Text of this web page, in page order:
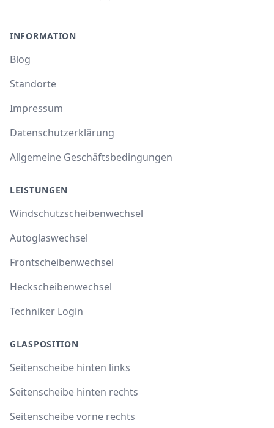
INFORMATION
Blog
Standorte
Impressum
Datenschutzerklärung
Allgemeine Geschäftsbedingungen
LEISTUNGEN
Windschutzscheibenwechsel
Autoglaswechsel
Frontscheibenwechsel
Heckscheibenwechsel
Techniker Login
GLASPOSITION
Seitenscheibe hinten links
Seitenscheibe hinten rechts
Seitenscheibe vorne rechts